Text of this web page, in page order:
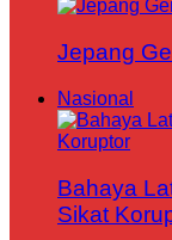
Jepang
Nasional
Bahaya
Sikat